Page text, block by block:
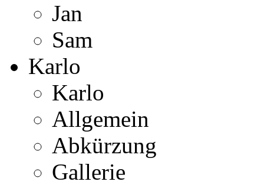
Jan
Sam
Karlo
Karlo
Allgemein
Abkürzung
Gallerie